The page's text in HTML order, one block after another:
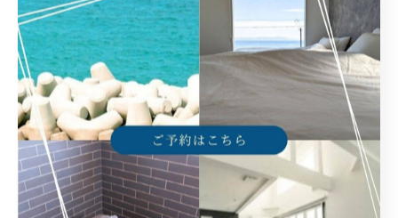
--
ヴィランス淡路島
住所 :兵庫県洲本市由良町由良7-1
電話番号 :​090-5764-1776
淡路島で落ち着きやすい一棟貸し
淡路島でプライベートのひととき
--------------------------------------------------------------------